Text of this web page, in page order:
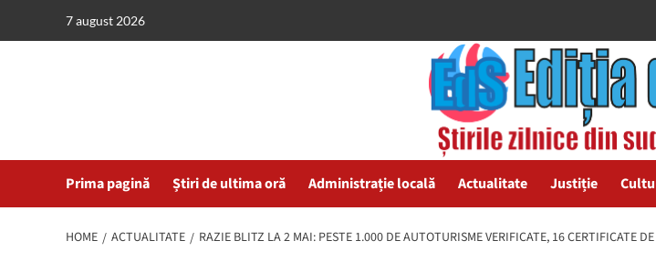
7 august 2026
Prima pagină Știri de ultima oră Administrație locală Actualitate Justiție
HOME ACTUALITATE RAZIE BLITZ LA 2 MAI: PESTE 1.000 DE AUTOTURISME VERIFICATE, 16 CERTIFICATE